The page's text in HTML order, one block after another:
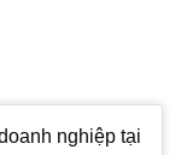
nghiệp tại